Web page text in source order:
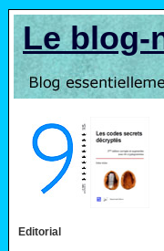
Le blog-
Editorial